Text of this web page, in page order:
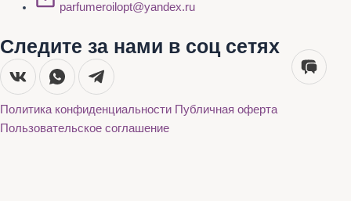
parfumeroilopt@yandex.ru
Следите за нами в соц сетях
Политика конфиденциальности Публичная оферта
Пользовательское соглашение